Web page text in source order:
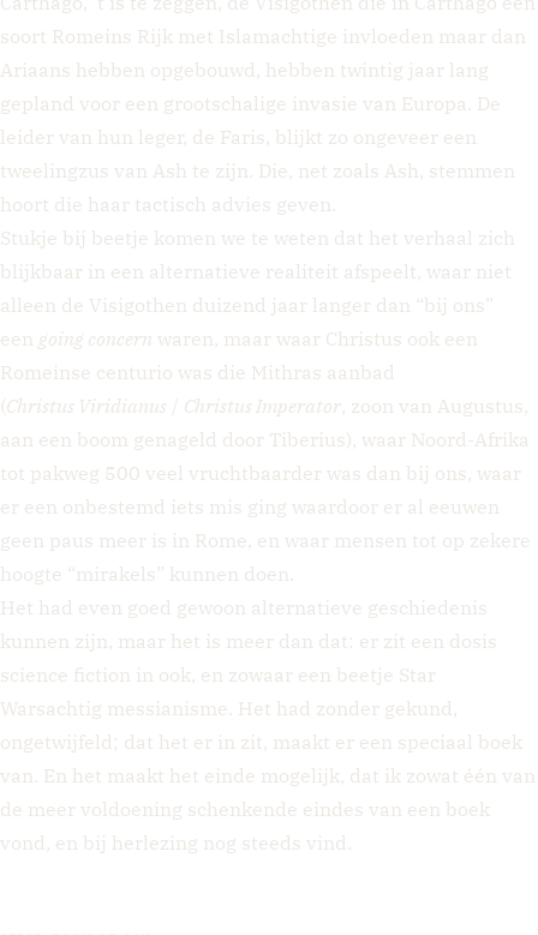
soort Romeins Rijk met Islamachtige invloeden maar dan
Ariaans hebben opgebouwd, hebben twintig jaar lang
gepland voor een grootschalige invasie van Europa. De
leider van hun leger, de Faris, blijkt zo ongeveer een
tweelingzus van Ash te zijn. Die, net zoals Ash, stemmen
hoort die haar tactisch advies geven.
Stukje bij beetje komen we te weten dat het verhaal zich
blijkbaar in een alternatieve realiteit afspeelt, waar niet
alleen de Visigothen duizend jaar langer dan “bij ons”
een going concern waren, maar waar Christus ook een
Romeinse centurio was die Mithras aanbad
(Christus Viridianus / Christus Imperator, zoon van Augustus,
aan een boom genageld door Tiberius), waar Noord-Afrika
tot pakweg 500 veel vruchtbaarder was dan bij ons, waar
er een onbestemd iets mis ging waardoor er al eeuwen
geen paus meer is in Rome, en waar mensen tot op zekere
hoogte “mirakels” kunnen doen.
Het had even goed gewoon alternatieve geschiedenis
kunnen zijn, maar het is meer dan dat: er zit een dosis
science fiction in ook, en zowaar een beetje Star
Warsachtig messianisme. Het had zonder gekund,
ongetwijfeld; dat het er in zit, maakt er een speciaal boek
van. En het maakt het einde mogelijk, dat ik zowat één van
de meer voldoening schenkende eindes van een boek
vond, en bij herlezing nog steeds vind.